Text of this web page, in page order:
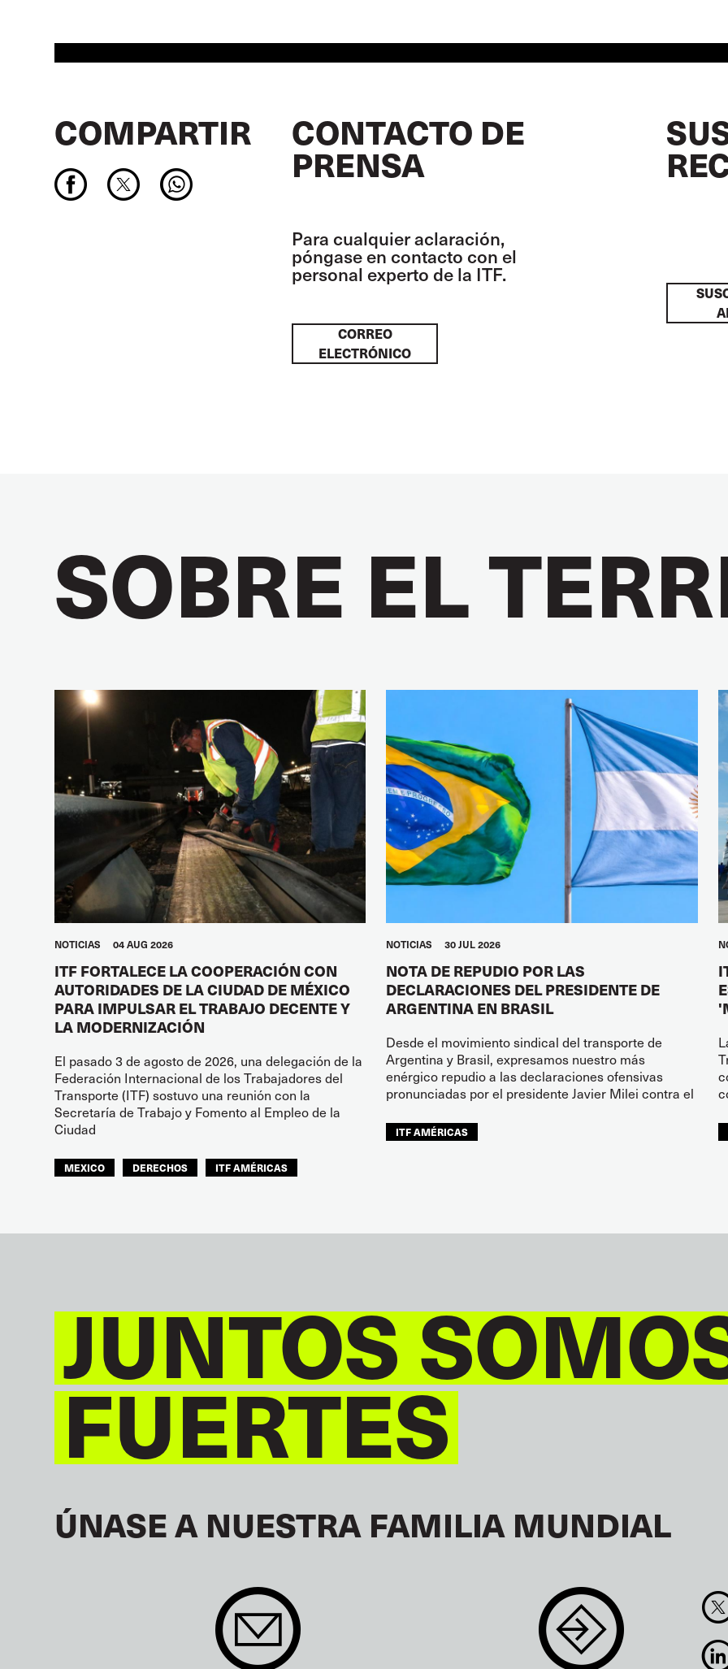
COMPARTIR CONTACTO DE
PRENSA
Para cualquier aclaración,
póngase en contacto con el
personal experto de la ITF.
CORREO
ELECTRÓNICO
SOBRE EL
NOTICIAS 04 AUG 2026
ITF FORTALECE LA COOPERACIÓN CON
AUTORIDADES DE LA CIUDAD DE MÉXICO
PARA IMPULSAR EL TRABAJO DECENTE Y
LA MODERNIZACIÓN
El pasado 3 de agosto de 2026, una delegación de la
Federación Internacional de los Trabajadores del
Transporte (ITF) sostuvo una reunión con la
Secretaría de Trabajo y Fomento al Empleo de la
Ciudad
MEXICO DERECHOS ITF AMÉRICAS
NOTICIAS 30 JUL 2026
NOTA DE REPUDIO POR LAS
DECLARACIONES DEL PRESIDENTE DE
ARGENTINA EN BRASIL
Desde el movimiento sindical del transporte de
Argentina y Brasil, expresamos nuestro más
enérgico repudio a las declaraciones ofensivas
pronunciadas por el presidente Javier Milei contra el
ITF AMÉRICAS
JUNTOS
FUERTES
ÚNASE A NUESTRA FAMILIA MUNDIAL